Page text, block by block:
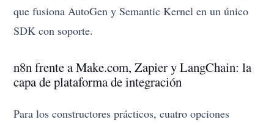
que fusiona AutoGen y Semantic Kernel en un único
SDK con soporte.
n8n frente a Make.com, Zapier y LangChain: la
capa de plataforma de integración
Para los constructores prácticos, cuatro opciones